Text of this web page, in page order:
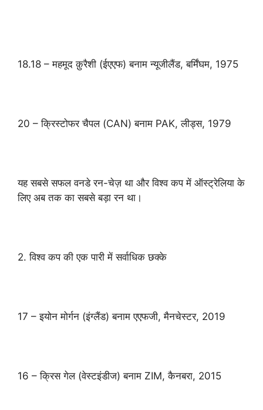
18.18 – महमूद क़ुरैशी (ईएएफ) बनाम न्यूजीलैंड, बर्मिंघम, 1975
20 – क्रिस्टोफर चैपल (CAN) बनाम PAK, लीड्स, 1979
यह सबसे सफल वनडे रन-चेज़ था और विश्व कप में ऑस्ट्रेलिया के
लिए अब तक का सबसे बड़ा रन था।
2. विश्व कप की एक पारी में सर्वाधिक छक्के
17 – इयोन मोर्गन (इंग्लैंड) बनाम एएफजी, मैनचेस्टर, 2019
16 – क्रिस गेल (वेस्टइंडीज) बनाम ZIM, कैनबरा, 2015